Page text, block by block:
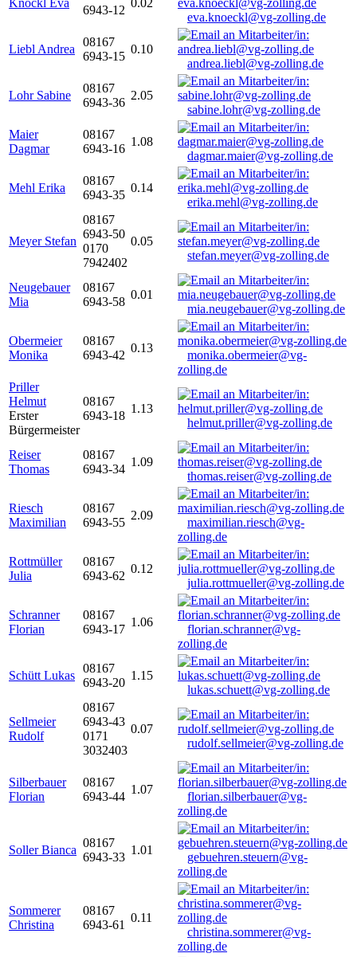
Knöckl Eva
6943-12
0.02
eva.knoeckl@vg-zolling.de
Liebl Andrea
08167
6943-15
0.10
andrea.liebl@vg-zolling.de
Lohr Sabine
08167
6943-36
2.05
sabine.lohr@vg-zolling.de
Maier
Dagmar
08167
6943-16
1.08
dagmar.maier@vg-zolling.de
Mehl Erika
08167
6943-35
0.14
erika.mehl@vg-zolling.de
Meyer Stefan
08167
6943-50
0170
7942402
0.05
stefan.meyer@vg-zolling.de
Neugebauer
Mia
08167
6943-58
0.01
mia.neugebauer@vg-zolling.de
Obermeier
Monika
08167
6943-42
0.13
monika.obermeier@vg-
zolling.de
Priller
Helmut
Erster
Bürgermeister
08167
6943-18
1.13
helmut.priller@vg-zolling.de
Reiser
Thomas
08167
6943-34
1.09
thomas.reiser@vg-zolling.de
Riesch
Maximilian
08167
6943-55
2.09
maximilian.riesch@vg-
zolling.de
Rottmüller
Julia
08167
6943-62
0.12
julia.rottmueller@vg-zolling.de
Schranner
Florian
08167
6943-17
1.06
florian.schranner@vg-
zolling.de
Schütt Lukas
08167
6943-20
1.15
lukas.schuett@vg-zolling.de
Sellmeier
Rudolf
08167
6943-43
0171
3032403
0.07
rudolf.sellmeier@vg-zolling.de
Silberbauer
Florian
08167
6943-44
1.07
florian.silberbauer@vg-
zolling.de
Soller Bianca
08167
6943-33
1.01
gebuehren.steuern@vg-
zolling.de
Sommerer
Christina
08167
6943-61
0.11
christina.sommerer@vg-
zolling.de